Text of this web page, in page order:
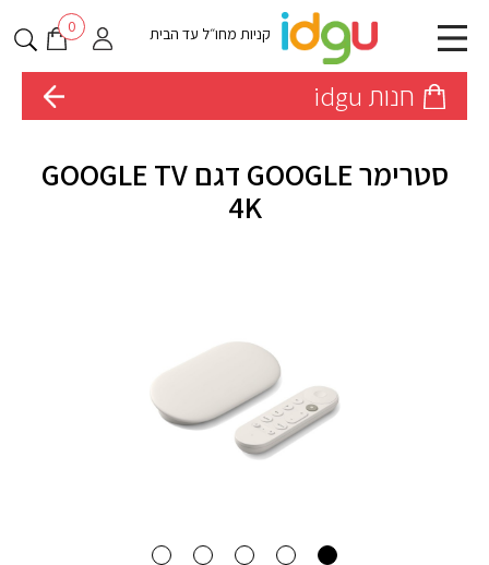
קניות מחו״ל עד הבית 0
חנות idgu
סטרימר GOOGLE דגם GOOGLE TV
4K